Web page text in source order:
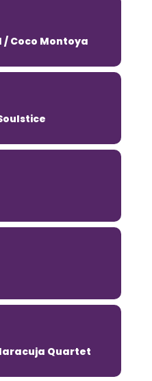
/ Coco Montoya
Quartet